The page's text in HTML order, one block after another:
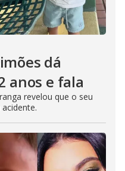
dá
anos e fala
revelou que o seu